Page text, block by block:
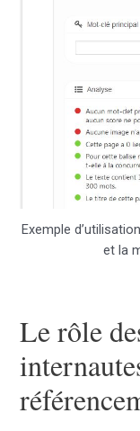
Exemple
et la
Le rôle